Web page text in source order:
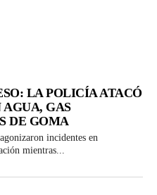
LA POLICÍA ATACÓ
AGUA, GAS
DE GOMA
incidentes en
mientras...